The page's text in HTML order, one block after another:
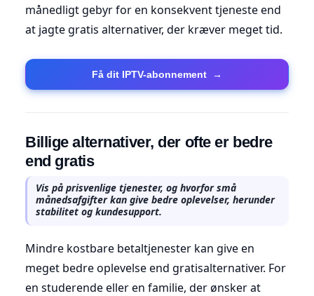
månedligt gebyr for en konsekvent tjeneste end
at jagte gratis alternativer, der kræver meget tid.
Få dit IPTV-abonnement →
Billige alternativer, der ofte er bedre
end gratis
Vis på prisvenlige tjenester, og hvorfor små
månedsafgifter kan give bedre oplevelser, herunder
stabilitet og kundesupport.
Mindre kostbare betaltjenester kan give en
meget bedre oplevelse end gratisalternativer. For
en studerende eller en familie, der ønsker at